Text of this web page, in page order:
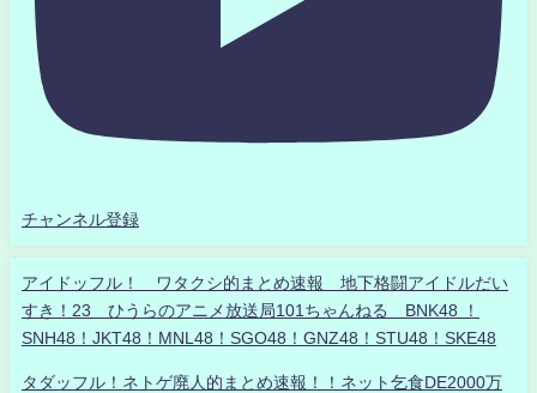
チャンネル登録
アイドッフル！ ワタクシ的まとめ速報 地下格闘アイドルだい
すき！23 ひうらのアニメ放送局101ちゃんねる BNK48 ！
SNH48！JKT48！MNL48！SGO48！GNZ48！STU48！SKE48
タダッフル！ネトゲ廃人的まとめ速報！！ネット乞食DE2000万